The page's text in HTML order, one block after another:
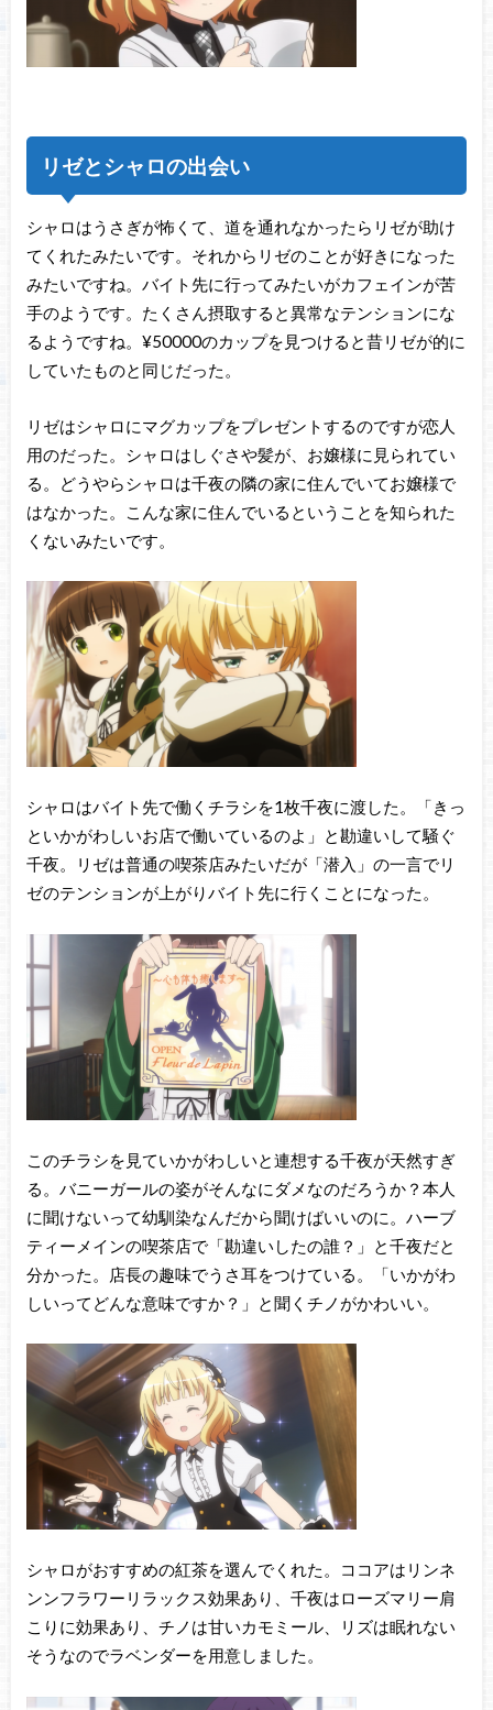
リゼとシャロの出会い
シャロはうさぎが怖くて、道を通れなかったらリゼが助け
てくれたみたいです。それからリゼのことが好きになった
みたいですね。バイト先に行ってみたいがカフェインが苦
手のようです。たくさん摂取すると異常なテンションにな
るようですね。¥50000のカップを見つけると昔リゼが的に
していたものと同じだった。
リゼはシャロにマグカップをプレゼントするのですが恋人
用のだった。シャロはしぐさや髪が、お嬢様に見られてい
る。どうやらシャロは千夜の隣の家に住んでいてお嬢様で
はなかった。こんな家に住んでいるということを知られた
くないみたいです。
シャロはバイト先で働くチラシを1枚千夜に渡した。「きっ
といかがわしいお店で働いているのよ」と勘違いして騒ぐ
千夜。リゼは普通の喫茶店みたいだが「潜入」の一言でリ
ゼのテンションが上がりバイト先に行くことになった。
このチラシを見ていかがわしいと連想する千夜が天然すぎ
る。バニーガールの姿がそんなにダメなのだろうか？本人
に聞けないって幼馴染なんだから聞けばいいのに。ハーブ
ティーメインの喫茶店で「勘違いしたの誰？」と千夜だと
分かった。店長の趣味でうさ耳をつけている。「いかがわ
しいってどんな意味ですか？」と聞くチノがかわいい。
シャロがおすすめの紅茶を選んでくれた。ココアはリンネ
ンンフラワーリラックス効果あり、千夜はローズマリー肩
こりに効果あり、チノは甘いカモミール、リズは眠れない
そうなのでラベンダーを用意しました。